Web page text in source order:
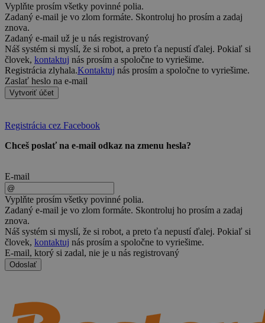
Vyplňte prosím všetky povinné polia.
Zadaný e-mail je vo zlom formáte. Skontroluj ho prosím a zadaj
znova.
Zadaný e-mail už je u nás registrovaný
Náš systém si myslí, že si robot, a preto ťa nepustí ďalej. Pokiaľ si
človek, kontaktuj nás prosím a spoločne to vyriešime.
Registrácia zlyhala.Kontaktuj nás prosím a spoločne to vyriešime.
Zaslať heslo na e-mail
Vytvoriť účet
Registrácia cez Facebook
Chceš poslať na e-mail odkaz na zmenu hesla?
E-mail
Vyplňte prosím všetky povinné polia.
Zadaný e-mail je vo zlom formáte. Skontroluj ho prosím a zadaj
znova.
Náš systém si myslí, že si robot, a preto ťa nepustí ďalej. Pokiaľ si
človek, kontaktuj nás prosím a spoločne to vyriešime.
E-mail, ktorý si zadal, nie je u nás registrovaný
Odoslať